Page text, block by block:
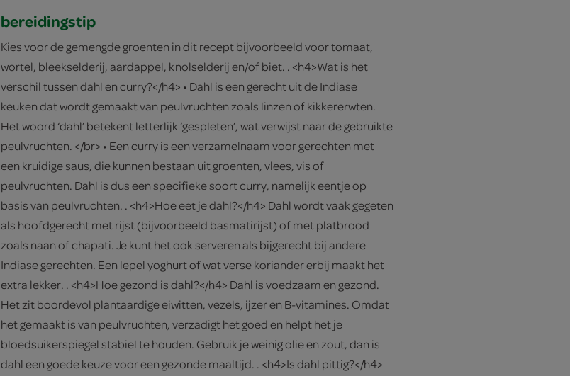
bereidingstip
Kies voor de gemengde groenten in dit recept bijvoorbeeld voor tomaat,
wortel, bleekselderij, aardappel, knolselderij en/of biet. . <h4>Wat is het
verschil tussen dahl en curry?</h4> • Dahl is een gerecht uit de Indiase
keuken dat wordt gemaakt van peulvruchten zoals linzen of kikkererwten.
Het woord ‘dahl’ betekent letterlijk ‘gespleten’, wat verwijst naar de gebruikte
peulvruchten. </br> • Een curry is een verzamelnaam voor gerechten met
een kruidige saus, die kunnen bestaan uit groenten, vlees, vis of
peulvruchten. Dahl is dus een specifieke soort curry, namelijk eentje op
basis van peulvruchten. . <h4>Hoe eet je dahl?</h4> Dahl wordt vaak gegeten
als hoofdgerecht met rijst (bijvoorbeeld basmatirijst) of met platbrood
zoals naan of chapati. Je kunt het ook serveren als bijgerecht bij andere
Indiase gerechten. Een lepel yoghurt of wat verse koriander erbij maakt het
extra lekker. . <h4>Hoe gezond is dahl?</h4> Dahl is voedzaam en gezond.
Het zit boordevol plantaardige eiwitten, vezels, ijzer en B-vitamines. Omdat
het gemaakt is van peulvruchten, verzadigt het goed en helpt het je
bloedsuikerspiegel stabiel te houden. Gebruik je weinig olie en zout, dan is
dahl een goede keuze voor een gezonde maaltijd. . <h4>Is dahl pittig?</h4>